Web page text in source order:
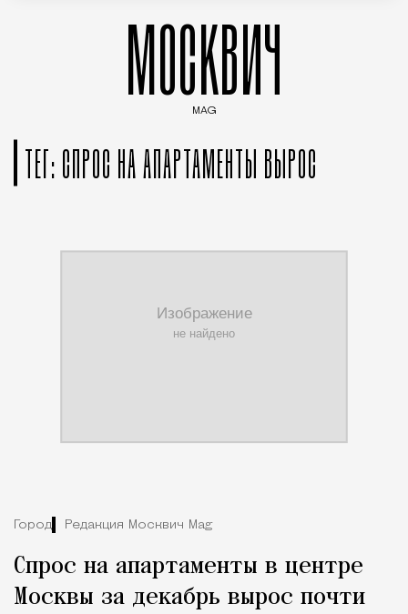
МОСКВИЧ
MAG
ТЕГ: СПРОС НА АПАРТАМЕНТЫ ВЫРОС
Город Редакция Москвич Mag
Спрос на апартаменты в центре
Москвы за декабрь вырос почти